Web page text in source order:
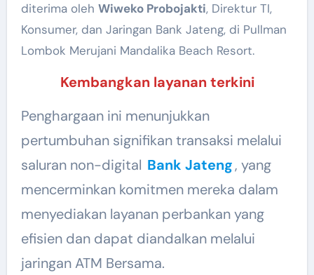
diterima oleh Wiweko Probojakti, Direktur TI,
Konsumer, dan Jaringan Bank Jateng, di Pullman
Lombok Merujani Mandalika Beach Resort.
Kembangkan layanan terkini
Penghargaan ini menunjukkan
pertumbuhan signifikan transaksi melalui
saluran non-digital Bank Jateng, yang
mencerminkan komitmen mereka dalam
menyediakan layanan perbankan yang
efisien dan dapat diandalkan melalui
jaringan ATM Bersama.